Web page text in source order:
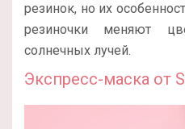
резинок, но их
резиночки меняют
солнечных лучей.
Экспресс-маска от